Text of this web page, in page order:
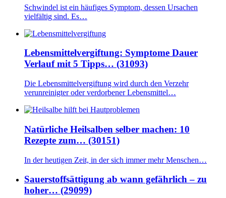
Schwindel ist ein häufiges Symptom, dessen Ursachen
vielfältig sind. Es…
Lebensmittelvergiftung: Symptome Dauer
Verlauf mit 5 Tipps… (31093)
Die Lebensmittelvergiftung wird durch den Verzehr
verunreinigter oder verdorbener Lebensmittel…
Natürliche Heilsalben selber machen: 10
Rezepte zum… (30151)
In der heutigen Zeit, in der sich immer mehr Menschen…
Sauerstoffsättigung ab wann gefährlich – zu
hoher… (29099)